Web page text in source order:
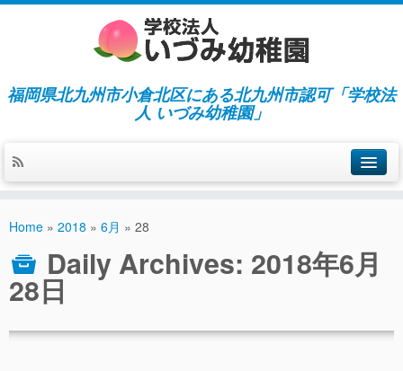
福岡県北九州市小倉北区にある北九州市認可「学校法
人 いづみ幼稚園」
施設紹介
Home » 2018 » 6月 » 28
Daily Archives: 2018年6月
28日